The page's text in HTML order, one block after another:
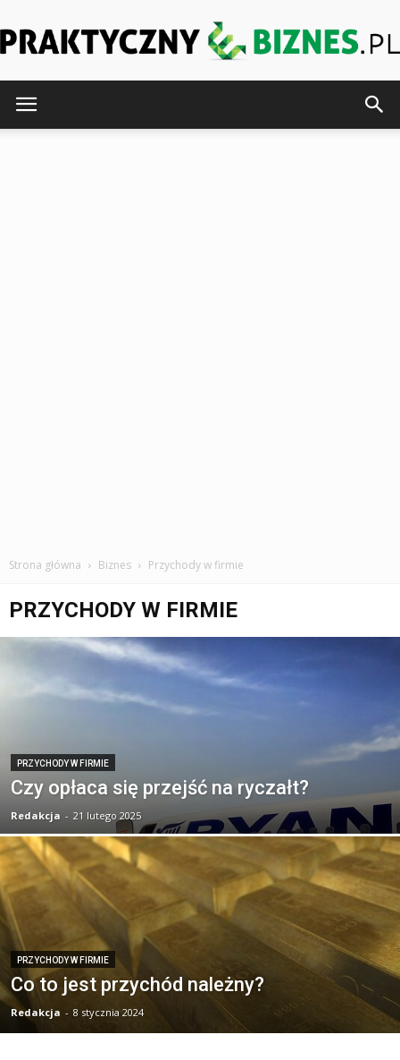
Strona główna Biznes Przychody w firmie
PRZYCHODY W FIRMIE
PRZYCHODY W FIRMIE
Czy opłaca się przejść na ryczałt?
Redakcja - 21 lutego 2025
PRZYCHODY W FIRMIE
Co to jest przychód należny?
Redakcja - 8 stycznia 2024